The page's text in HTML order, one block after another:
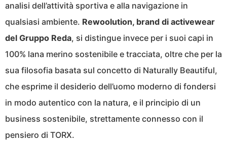
analisi dell’attività sportiva e alla navigazione in
qualsiasi ambiente. Rewoolution, brand di activewear
del Gruppo Reda, si distingue invece per i suoi capi in
100% lana merino sostenibile e tracciata, oltre che per la
sua filosofia basata sul concetto di Naturally Beautiful,
che esprime il desiderio dell’uomo moderno di fondersi
in modo autentico con la natura, e il principio di un
business sostenibile, strettamente connesso con il
pensiero di TORX.